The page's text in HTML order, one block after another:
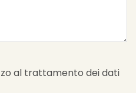
al trattamento dei dati